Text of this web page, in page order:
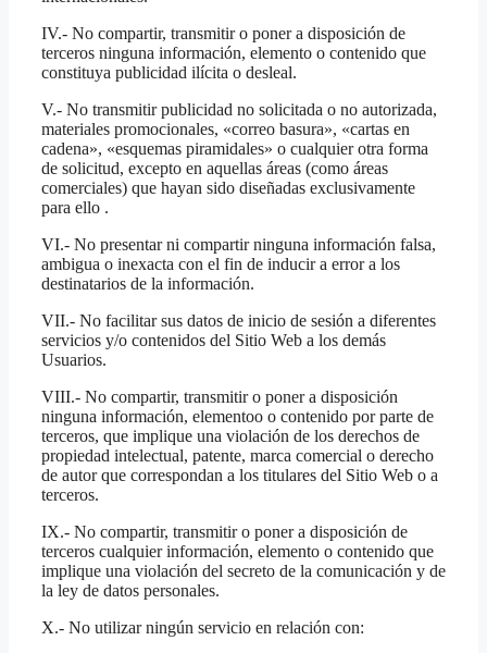
IV.- No compartir, transmitir o poner a disposición de
terceros ninguna información, elemento o contenido que
constituya publicidad ilícita o desleal.
V.- No transmitir publicidad no solicitada o no autorizada,
materiales promocionales, «correo basura», «cartas en
cadena», «esquemas piramidales» o cualquier otra forma
de solicitud, excepto en aquellas áreas (como áreas
comerciales) que hayan sido diseñadas exclusivamente
para ello .
VI.- No presentar ni compartir ninguna información falsa,
ambigua o inexacta con el fin de inducir a error a los
destinatarios de la información.
VII.- No facilitar sus datos de inicio de sesión a diferentes
servicios y/o contenidos del Sitio Web a los demás
Usuarios.
VIII.- No compartir, transmitir o poner a disposición
ninguna información, elementoo o contenido por parte de
terceros, que implique una violación de los derechos de
propiedad intelectual, patente, marca comercial o derecho
de autor que correspondan a los titulares del Sitio Web o a
terceros.
IX.- No compartir, transmitir o poner a disposición de
terceros cualquier información, elemento o contenido que
implique una violación del secreto de la comunicación y de
la ley de datos personales.
X.- No utilizar ningún servicio en relación con: